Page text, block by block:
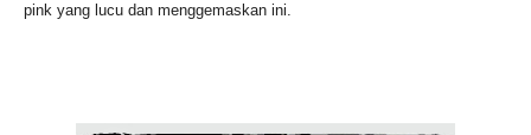
pink yang lucu dan menggemaskan ini.